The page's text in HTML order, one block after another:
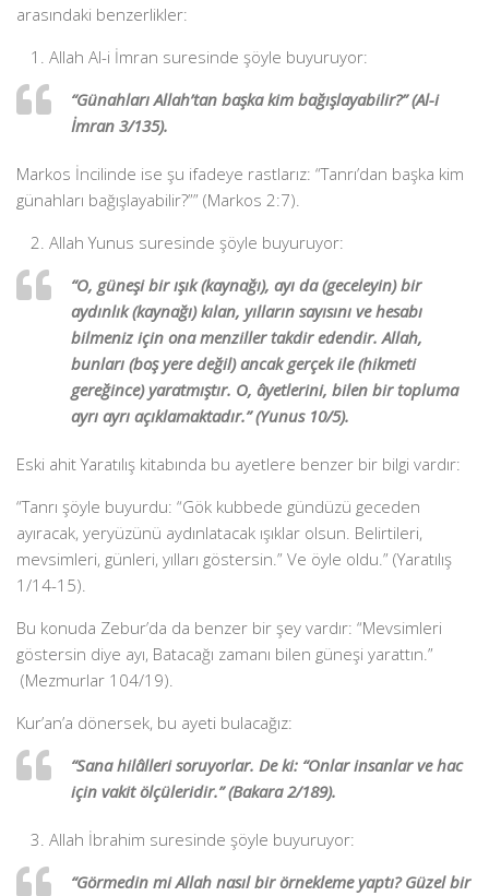
arasındaki benzerlikler:
Allah Al-i İmran suresinde şöyle buyuruyor:
“Günahları Allah’tan başka kim bağışlayabilir?” (Al-i
İmran 3/135).
Markos İncilinde ise şu ifadeye rastlarız: “Tanrı’dan başka kim
günahları bağışlayabilir?”” (Markos 2:7).
Allah Yunus suresinde şöyle buyuruyor:
“O, güneşi bir ışık (kaynağı), ayı da (geceleyin) bir
aydınlık (kaynağı) kılan, yılların sayısını ve hesabı
bilmeniz için ona menziller takdir edendir. Allah,
bunları (boş yere değil) ancak gerçek ile (hikmeti
gereğince) yaratmıştır. O, âyetlerini, bilen bir topluma
ayrı ayrı açıklamaktadır.” (Yunus 10/5).
Eski ahit Yaratılış kitabında bu ayetlere benzer bir bilgi vardır:
“Tanrı şöyle buyurdu: “Gök kubbede gündüzü geceden
ayıracak, yeryüzünü aydınlatacak ışıklar olsun. Belirtileri,
mevsimleri, günleri, yılları göstersin.” Ve öyle oldu.” (Yaratılış
1/14-15).
Bu konuda Zebur’da da benzer bir şey vardır: “Mevsimleri
göstersin diye ayı, Batacağı zamanı bilen güneşi yarattın.”
(Mezmurlar 104/19).
Kur’an’a dönersek, bu ayeti bulacağız:
“Sana hilâlleri soruyorlar. De ki: “Onlar insanlar ve hac
için vakit ölçüleridir.” (Bakara 2/189).
Allah İbrahim suresinde şöyle buyuruyor:
“Görmedin mi Allah nasıl bir örnekleme yaptı? Güzel bir